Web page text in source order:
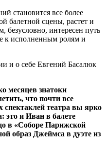
становится все более
балетной сцены, растет и
безусловно, интересен путь
к исполненным ролям и
и о себе Евгений Басалюк
месяцев знатоки
что почти все
театра вы ярко
это и Иван в балете
в «Соборе Парижской
образ Джеймса в дуэте из